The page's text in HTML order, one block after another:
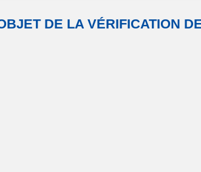
DE LA VÉRIFICATION